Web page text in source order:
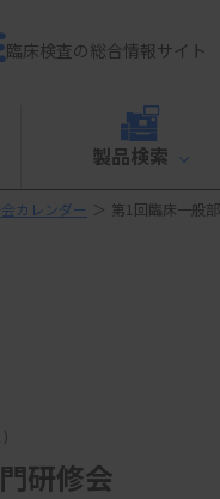
臨床検査の総合情報サイト
製品検索
カレンダー ＞ 第1回臨床一般
研修会